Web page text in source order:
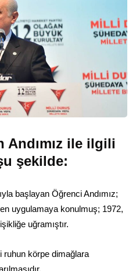
Andımız ile ilgili
şekilde:
başlayan Öğrenci Andımız;
uygulamaya konulmuş; 1972,
uğramıştır.
ruhun körpe dimağlara